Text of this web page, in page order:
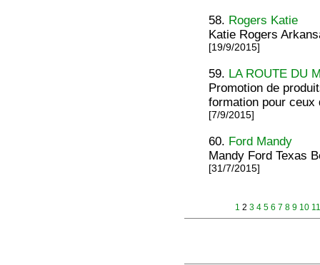
58. Rogers Katie
Katie Rogers
[19/9/2015]
59. LA ROUTE DU
Promotion de
formation pour
[7/9/2015]
60. Ford Mandy
Mandy Ford Texas
[31/7/2015]
1 2 3 4 5 6 7 8 9 10 11